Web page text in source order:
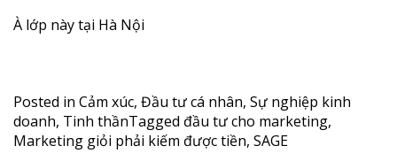
À lớp này tại Hà Nội
Posted in Cảm xúc, Đầu tư cá nhân, Sự nghiệp kinh
doanh, Tinh thầnTagged đầu tư cho marketing,
Marketing giỏi phải kiếm được tiền, SAGE